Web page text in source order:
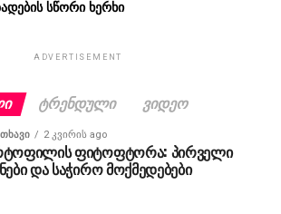
სწორი ხერხი
ADVERTISEMENT
ᲢᲠᲔᲜᲓᲣᲚᲘ ᲕᲘᲓᲔᲝ
2 კვირის ago
ფიტოფტორა: პირველი
და საჭირო მოქმედებები